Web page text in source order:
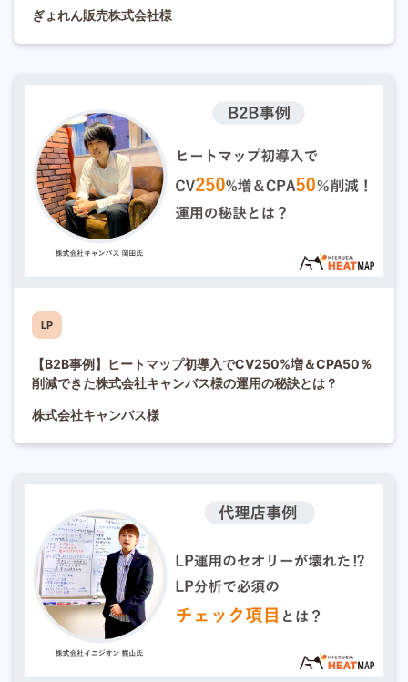
ぎょれん販売株式会社様
LP
【B2B事例】ヒートマップ初導入でCV250%増＆CPA50％
削減できた株式会社キャンバス様の運用の秘訣とは？
株式会社キャンバス様